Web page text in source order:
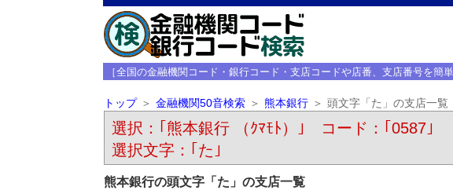
［全国の金融機関コード・銀行コード・支店コードや店番、支店番号を簡単
トップ 金融機関50音検索 熊本銀行 頭文字「た」の支店一覧
選択：｢熊本銀行 （ｸﾏﾓﾄ）｣ コード：｢0587｣
選択文字：｢た｣
熊本銀行の頭文字「た」の支店一覧